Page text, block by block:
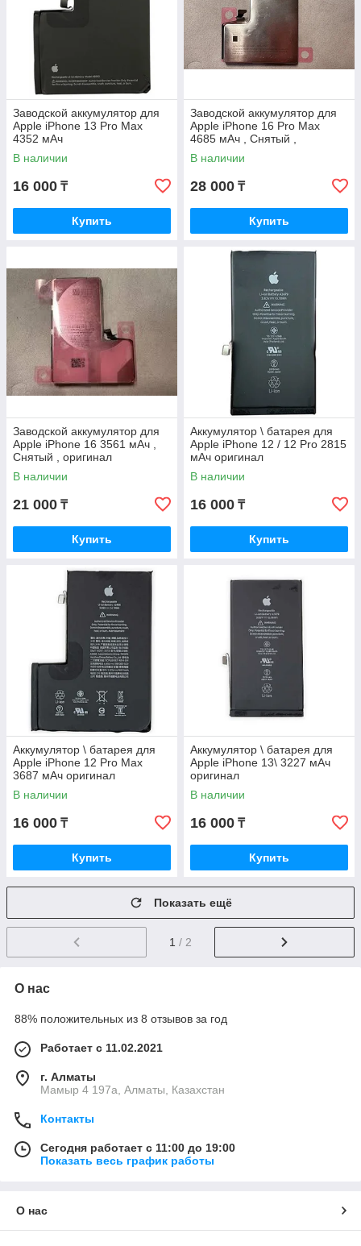
Заводской аккумулятор для
Apple iPhone 13 Pro Max
4352 мАч
В наличии
16 000 ₸
Купить
Заводской аккумулятор для
Apple iPhone 16 Pro Max
4685 мАч , Снятый ,
оригинал
В наличии
28 000 ₸
Купить
Заводской аккумулятор для
Apple iPhone 16 3561 мАч ,
Снятый , оригинал
В наличии
21 000 ₸
Купить
Аккумулятор \ батарея для
Apple iPhone 12 / 12 Pro 2815
мАч оригинал
В наличии
16 000 ₸
Купить
Аккумулятор \ батарея для
Apple iPhone 12 Pro Max
3687 мАч оригинал
В наличии
16 000 ₸
Купить
Аккумулятор \ батарея для
Apple iPhone 13\ 3227 мАч
оригинал
В наличии
16 000 ₸
Купить
Показать ещё
1 / 2
О нас
88% положительных из 8 отзывов за год
Работает с 11.02.2021
г. Алматы
Мамыр 4 197а, Алматы, Казахстан
Контакты
Сегодня работает с 11:00 до 19:00
Показать весь график работы
О нас